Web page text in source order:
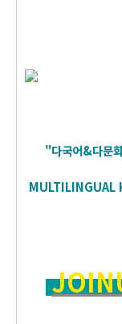
"다국어&다문
MULTILINGUAL